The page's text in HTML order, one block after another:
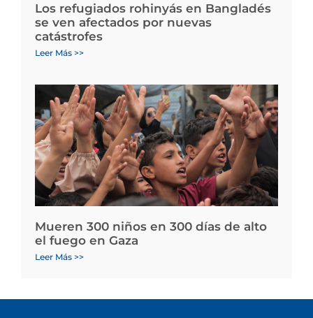
Los refugiados rohinyás en Bangladés
se ven afectados por nuevas
catástrofes
Leer Más >>
Mueren 300 niños en 300 días de alto
el fuego en Gaza
Leer Más >>